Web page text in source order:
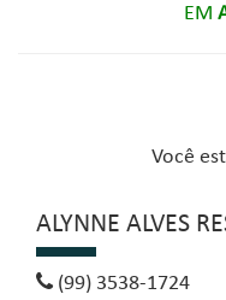
EM
Você
ALYNNE ALVES
(99) 3538-1724